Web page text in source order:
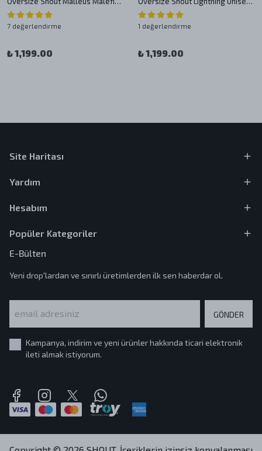
7 değerlendirme
₺ 1,199.00
1 değerlendirme
₺ 1,199.00
Site Haritası
Yardım
Hesabım
Popüler Kategoriler
E-Bülten
Yeni drop'lardan ve sınırlı üretimlerden ilk sen haberdar ol.
GÖNDER
Kampanya, indirim ve yeni ürünler hakkında ticari elektronik
ileti almak istiyorum.